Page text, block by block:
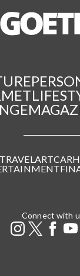
TRAVELARTCAR
Connect with